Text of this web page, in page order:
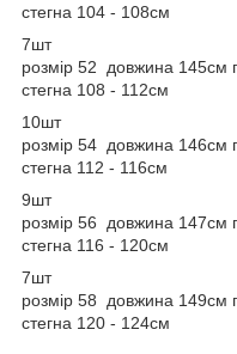
стегна 104 - 108см
7шт
розмір 52 довжина 145см
стегна 108 - 112см
10шт
розмір 54 довжина 146см
стегна 112 - 116см
9шт
розмір 56 довжина 147см
стегна 116 - 120см
7шт
розмір 58 довжина 149см
стегна 120 - 124см